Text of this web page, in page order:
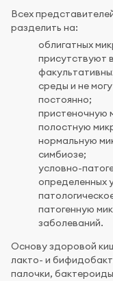
Всех
разделить на:
облигатных
присутствуют
среды и не
постоянно;
пристеночную
полостную
нормальную
симбиозе;
условно-
определенных
патогенную
заболеваний.
Основу здоровой
лакто- и
палочки,